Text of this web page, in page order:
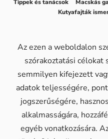
Tippek és tanácsok Macskás
Kutyafajták
Az ezen a weboldalon
szórakoztatási célokat
semmilyen kifejezett
adatok teljességére,
jogszerűségére,
alkalmasságára,
egyéb vonatkozására.